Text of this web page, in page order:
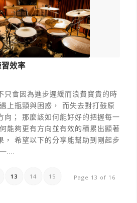
效率
只會因為進步遲緩而浪費寶貴的時
上瓶頸與困惑， 而失去對打鼓原
向； 那麼該如何能好好的把握每一
能夠更有方向並有效的積累出顯著
， 希望以下的分享能幫助到剛起步
.…
Page 13 of 16
13 14 15